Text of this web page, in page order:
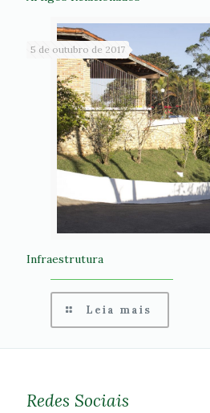
5 de outubro de 2017
Infraestrutura
Leia mais
Redes Sociais